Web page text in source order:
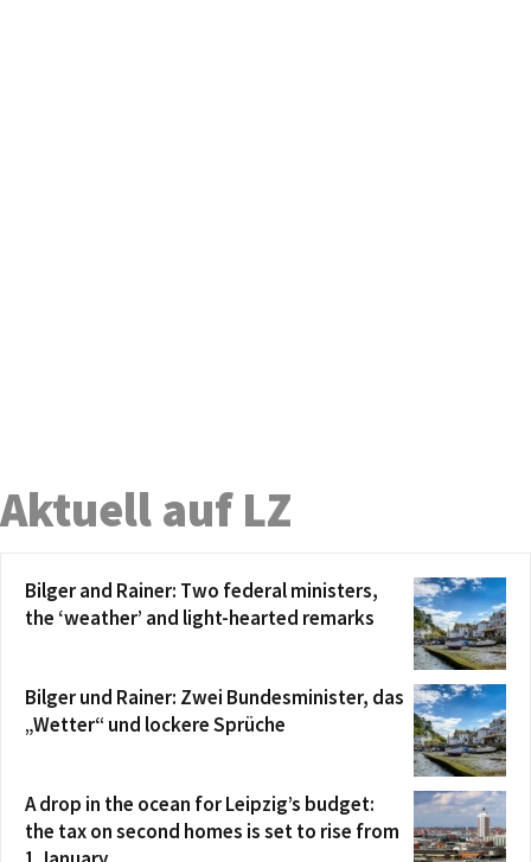
Aktuell auf LZ
Bilger and Rainer: Two federal ministers,
the ‘weather’ and light-hearted remarks
Bilger und Rainer: Zwei Bundesminister, das
„Wetter“ und lockere Sprüche
A drop in the ocean for Leipzig’s budget:
the tax on second homes is set to rise from